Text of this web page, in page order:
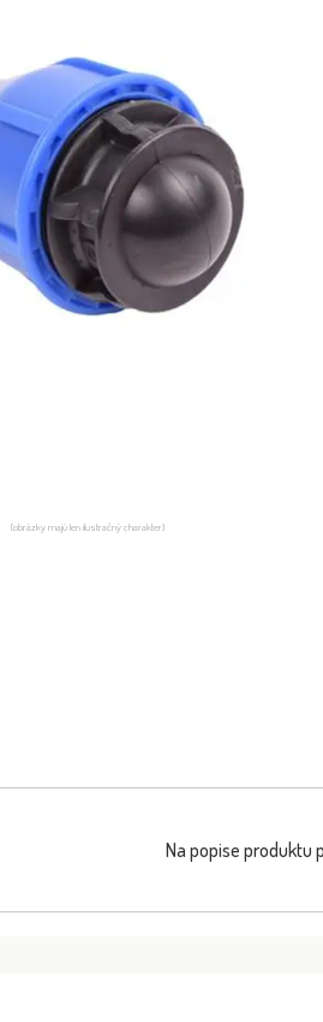
(obrázky majú len ilustračný charakter)
Na popise produktu